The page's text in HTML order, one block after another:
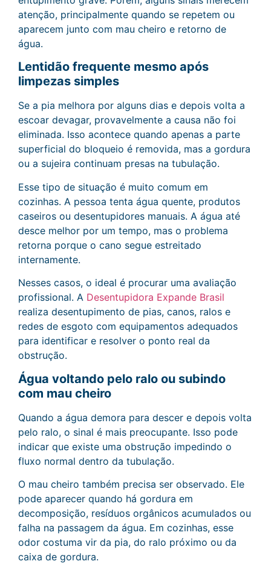
atenção, principalmente quando se repetem ou
aparecem junto com mau cheiro e retorno de
água.
Lentidão frequente mesmo após
limpezas simples
Se a pia melhora por alguns dias e depois volta a
escoar devagar, provavelmente a causa não foi
eliminada. Isso acontece quando apenas a parte
superficial do bloqueio é removida, mas a gordura
ou a sujeira continuam presas na tubulação.
Esse tipo de situação é muito comum em
cozinhas. A pessoa tenta água quente, produtos
caseiros ou desentupidores manuais. A água até
desce melhor por um tempo, mas o problema
retorna porque o cano segue estreitado
internamente.
Nesses casos, o ideal é procurar uma avaliação
profissional. A Desentupidora Expande Brasil
realiza desentupimento de pias, canos, ralos e
redes de esgoto com equipamentos adequados
para identificar e resolver o ponto real da
obstrução.
Água voltando pelo ralo ou subindo
com mau cheiro
Quando a água demora para descer e depois volta
pelo ralo, o sinal é mais preocupante. Isso pode
indicar que existe uma obstrução impedindo o
fluxo normal dentro da tubulação.
O mau cheiro também precisa ser observado. Ele
pode aparecer quando há gordura em
decomposição, resíduos orgânicos acumulados ou
falha na passagem da água. Em cozinhas, esse
odor costuma vir da pia, do ralo próximo ou da
caixa de gordura.